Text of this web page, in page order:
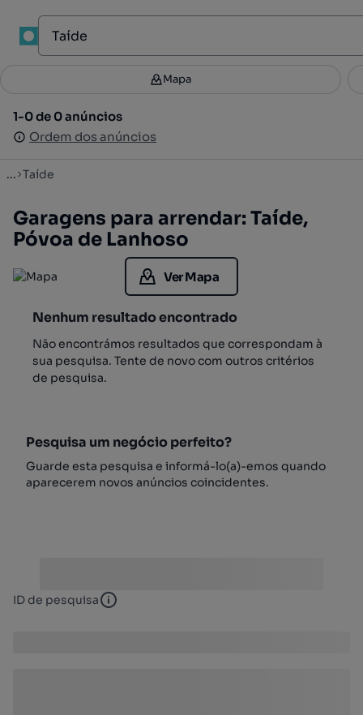
Filtros 3
1-0 de 0 anúncios
Ordem dos anúncios
Mapa
1-0 de 0 anúncios
Ordem dos anúncios
... Taíde
Garagens para arrendar: Taíde,
Póvoa de Lanhoso
Ver Mapa
Nenhum resultado encontrado
Não encontrámos resultados que correspondam à
sua pesquisa. Tente de novo com outros critérios
de pesquisa.
Pesquisa um negócio perfeito?
Guarde esta pesquisa e informá-lo(a)-emos quando
aparecerem novos anúncios coincidentes.
ID de pesquisa ID de pesquisa